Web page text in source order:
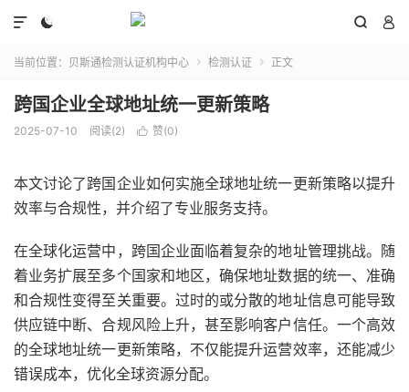
  

当前位置： 贝斯通检测认证机构中心  检测认证  正文
跨国企业全球地址统一更新策略
2025-07-10 阅读(2)  赞(0)
本文讨论了跨国企业如何实施全球地址统一更新策略以提升
效率与合规性，并介绍了专业服务支持。
在全球化运营中，跨国企业面临着复杂的地址管理挑战。随
着业务扩展至多个国家和地区，确保地址数据的统一、准确
和合规性变得至关重要。过时的或分散的地址信息可能导致
供应链中断、合规风险上升，甚至影响客户信任。一个高效
的全球地址统一更新策略，不仅能提升运营效率，还能减少
错误成本，优化全球资源分配。